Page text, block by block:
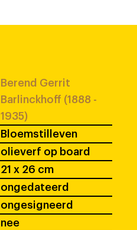
Berend Gerrit
Barlinckhoff (1888 -
1935)
Bloemstilleven
olieverf op board
21 x 26 cm
ongedateerd
ongesigneerd
nee